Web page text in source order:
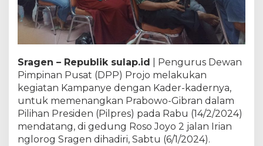
Sragen – Republik sulap.id | Pengurus Dewan
Pimpinan Pusat (DPP) Projo melakukan
kegiatan Kampanye dengan Kader-kadernya,
untuk memenangkan Prabowo-Gibran dalam
Pilihan Presiden (Pilpres) pada Rabu (14/2/2024)
mendatang, di gedung Roso Joyo 2 jalan Irian
nglorog Sragen dihadiri, Sabtu (6/1/2024).